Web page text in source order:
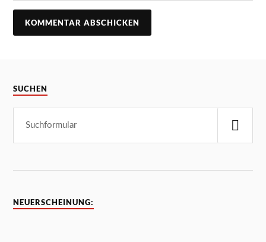
SUCHEN
NEUERSCHEINUNG: